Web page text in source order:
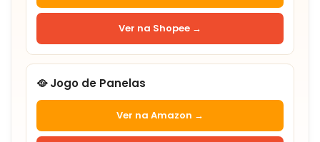
Ver na Shopee →
🥘 Jogo de Panelas
Ver na Amazon →